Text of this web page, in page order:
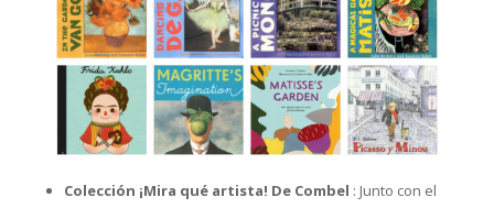
Colección ¡Mira qué artista! De Combel : Junto con el